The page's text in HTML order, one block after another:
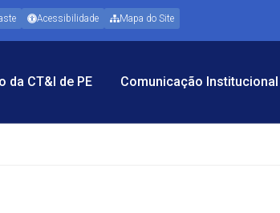
Acessibilidade Mapa do Site
da CT&I de PE Comunicação Institucional